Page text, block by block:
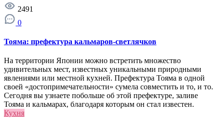
2491
0
Тояма: префектура кальмаров-светлячков
На территории Японии можно встретить множество
удивительных мест, известных уникальными природными
явлениями или местной кухней. Префектура Тояма в одной
своей «достопримечательности» сумела совместить и то, и то.
Сегодня вы узнаете побольше об этой префектуре, заливе
Тояма и кальмарах, благодаря которым он стал известен.
Кухня